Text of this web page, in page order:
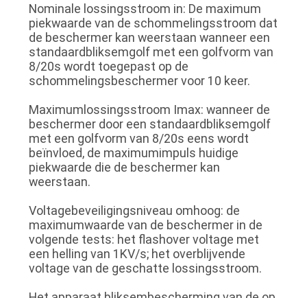
Nominale lossingsstroom in: De maximum
piekwaarde van de schommelingsstroom dat
de beschermer kan weerstaan wanneer een
standaardbliksemgolf met een golfvorm van
8/20s wordt toegepast op de
schommelingsbeschermer voor 10 keer.
Maximumlossingsstroom Imax: wanneer de
beschermer door een standaardbliksemgolf
met een golfvorm van 8/20s eens wordt
beïnvloed, de maximumimpuls huidige
piekwaarde die de beschermer kan
weerstaan.
Voltagebeveiligingsniveau omhoog: de
maximumwaarde van de beschermer in de
volgende tests: het flashover voltage met
een helling van 1KV/s; het overblijvende
voltage van de geschatte lossingsstroom.